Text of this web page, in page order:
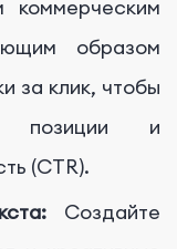
образом
за клик, чтобы
позиции и
(CTR).
Создайте